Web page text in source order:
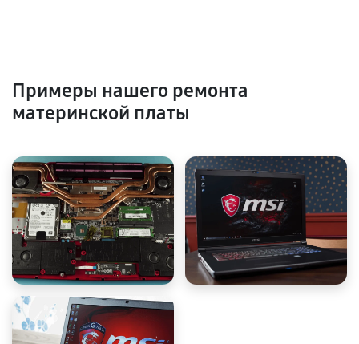
Примеры нашего ремонта
материнской платы